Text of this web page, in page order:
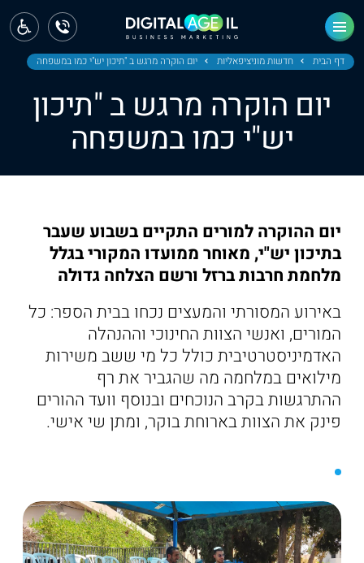
דף הבית חדשות מוניציפאליות יום הוקרה מרגש ב "תיכון יש"י כמו במשפחה
יום הוקרה מרגש ב "תיכון
יש"י כמו במשפחה
יום ההוקרה למורים התקיים בשבוע שעבר
בתיכון יש"י, מאוחר ממועדו המקורי בגלל
מלחמת חרבות ברזל ורשם הצלחה גדולה
באירוע המסורתי והמעצים נכחו בבית הספר: כל
המורים, ואנשי הצוות החינוכי וההנהלה
האדמיניסטרטיבית כולל כל מי ששב משירות
מילואים במלחמה מה שהגביר את רף
ההתרגשות בקרב הנוכחים ובנוסף וועד ההורים
פינק את הצוות בארוחת בוקר, ומתן שי אישי.
ראשי
חדשות
מחוז צפון
מחוז חיפה
מחוז מרכז
ירושלים
תל אביב